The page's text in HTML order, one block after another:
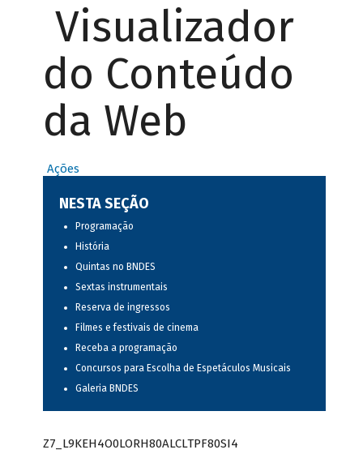
Visualizador
do Conteúdo
da Web
Ações
NESTA SEÇÃO
Programação
História
Quintas no BNDES
Sextas instrumentais
Reserva de ingressos
Filmes e festivais de cinema
Receba a programação
Concursos para Escolha de Espetáculos Musicais
Galeria BNDES
Z7_L9KEH4O0LORH80ALCLTPF80SI4